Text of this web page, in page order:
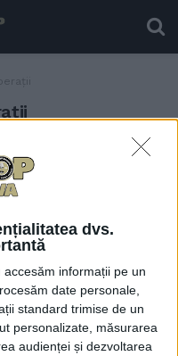
dvs.
informații pe un
date personale,
standard trimise de un
personalizate, măsurarea
audienței și dezvoltarea
Ciucă: Ziua de 11
are o
aparte nu doar
Armată a
Reprezintă Ziua
din Teatrele de
2024